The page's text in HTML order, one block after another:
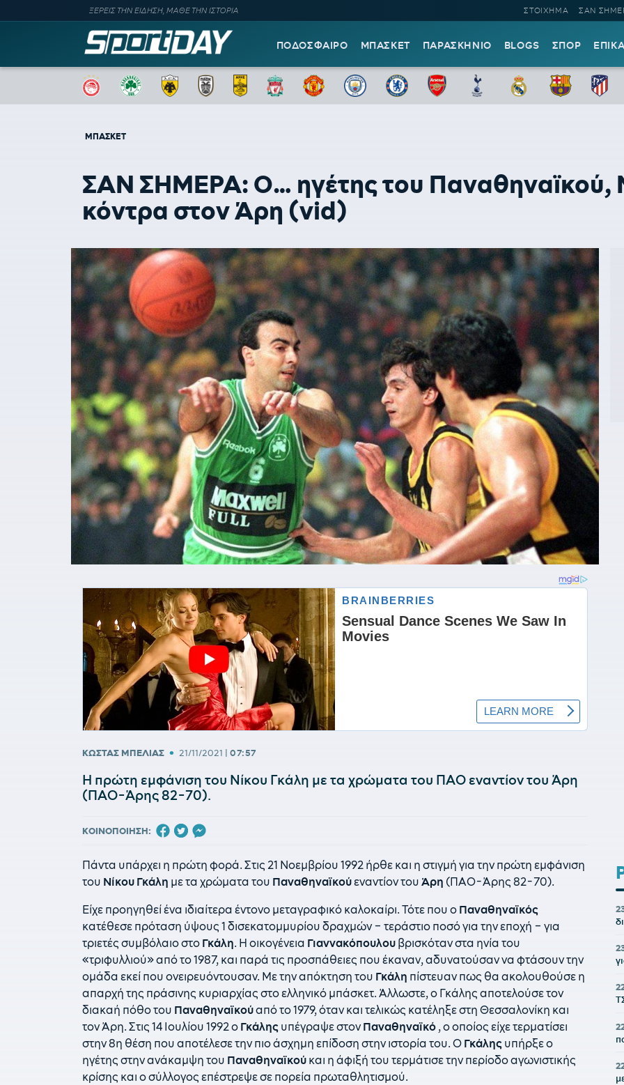
ΞΕΡΕΙΣ ΤΗΝ ΕΙΔΗΣΗ, ΜΑΘΕ ΤΗΝ ΙΣΤΟΡΙΑ ΣΤΟΙΧΗΜΑ ΣΑΝ
ΠΟΔΟΣΦΑΙΡΟ ΜΠΑΣΚΕΤ ΠΑΡΑΣΚΗΝΙΟ BLOGS ΣΠΟΡ
ΜΠΑΣΚΕΤ
ΣΑΝ ΣΗΜΕΡΑ: Ο… ηγέτης του Παναθηναϊκού,
κόντρα στον Άρη (vid)
ΚΩΣΤΑΣ ΜΠΕΛΙΑΣ • 21/11/2021 | 07:57
Η πρώτη εμφάνιση του Νίκου Γκάλη με τα χρώματα του ΠΑΟ εναντίον του Άρη
(ΠΑΟ-Άρης 82-70).
ΚΟΙΝΟΠΟΙΗΣΗ:
Πάντα υπάρχει η πρώτη φορά. Στις 21 Νοεμβρίου 1992 ήρθε και η στιγμή για την πρώτη εμφάνιση
του Νίκου Γκάλη με τα χρώματα του Παναθηναϊκούεναντίον του Άρη (ΠΑΟ-Άρης 82-70).
Είχε προηγηθεί ένα ιδιαίτερα έντονο μεταγραφικό καλοκαίρι. Τότε που ο Παναθηναϊκός
κατέθεσε πρόταση ύψους 1 δισεκατομμυρίου δραχμών – τεράστιο ποσό για την εποχή – για
τριετές συμβόλαιο στο Γκάλη. Η οικογένεια Γιαννακόπουλου βρισκόταν στα ηνία του
«τριφυλλιού» από το 1987, και παρά τις προσπάθειες που έκαναν, αδυνατούσαν να φτάσουν την
ομάδα εκεί που ονειρευόντουσαν. Με την απόκτηση του Γκάλη πίστευαν πως θα ακολουθούσε η
απαρχή της πράσινης κυριαρχίας στο ελληνικό μπάσκετ. Άλλωστε, ο Γκάλης αποτελούσε τον
διακαή πόθο του Παναθηναϊκούαπό το 1979, όταν και τελικώς κατέληξε στη Θεσσαλονίκη και
τον Άρη. Στις 14 Ιουλίου 1992 ο Γκάλης υπέγραψε στονΠαναθηναϊκό , ο οποίος είχε τερματίσει
στην 8η θέση που αποτέλεσε την πιο άσχημη επίδοση στην ιστορία του. Ο Γκάλης υπήρξε ο
ηγέτης στην ανάκαμψη του Παναθηναϊκού και η άφιξή του τερμάτισε την περίοδο αγωνιστικής
κρίσης και ο σύλλογος επέστρεψε σε πορεία πρωταθλητισμού.